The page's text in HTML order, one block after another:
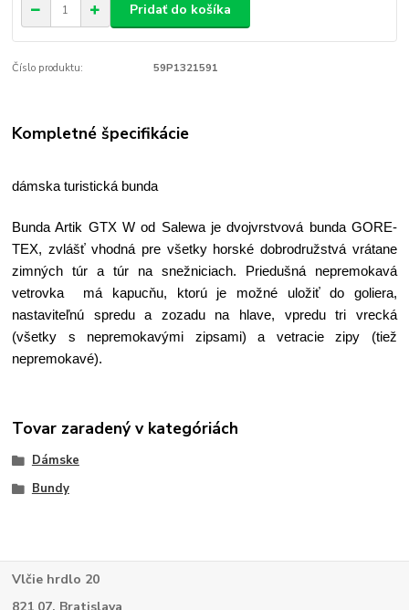
Pridať do košíka
Číslo produktu: 59P1321591
Kompletné špecifikácie
dámska turistická bunda
Bunda Artik GTX W od Salewa je dvojvrstvová bunda GORE-
TEX, zvlášť vhodná pre všetky horské dobrodružstvá vrátane
zimných túr a túr na snežniciach. Priedušná nepremokavá
vetrovka má kapucňu, ktorú je možné uložiť do goliera,
nastaviteľnú spredu a zozadu na hlave, vpredu tri vrecká
(všetky s nepremokavými zipsami) a vetracie zipy (tiež
nepremokavé).
Tovar zaradený v kategóriách
Dámske
Bundy
Vlčie hrdlo 20
821 07, Bratislava